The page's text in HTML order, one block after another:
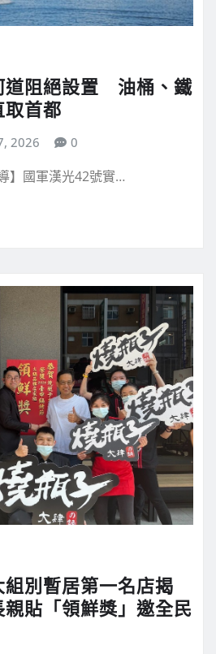
道阻絕設置 油桶、鐵
取首都
2026 0
】國軍漢光42號實…
別暫居第一名店揭
貼「領鮮獎」邀全民